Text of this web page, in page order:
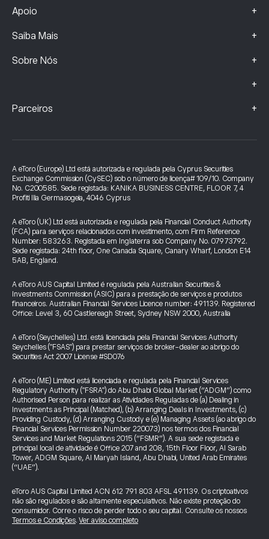
Apoio +
Saiba Mais +
Sobre Nós +
+
Parceiros +
A eToro (Europe) Ltd está autorizada e regulada pela Cyprus Securities
Exchange Commission (CySEC) sob o número de licença# 109/10. Company
No. C200585. Sede registada: KANIKA BUSINESS CENTRE, FLOOR 7, 4
Profiti Ilia Germasogeia, 4046 Cyprus
A eToro (UK) Ltd está autorizada e regulada pela Financial Conduct Authority
(FCA) para serviços relacionados com investimento, com Firm Reference
Number: 583263. Registada em Inglaterra sob Company No. 07973792.
Sede registada: 24th floor, One Canada Square, Canary Wharf, London E14
5AB, England.
A eToro AUS Capital Limited é regulada pela Australian Securities &
Investments Commission (ASIC) para a prestação de serviços e produtos
financeiros. Australian Financial Services Licence number: 491139. Registered
Office: Level 3, 60 Castlereagh Street, Sydney NSW 2000, Australia
A eToro (Seychelles) Ltd. está licenciada pela Financial Services Authority
Seychelles ("FSAS") para prestar serviços de broker-dealer ao abrigo do
Securities Act 2007 License #SD076
A eToro (ME) Limited está licenciada e regulada pela Financial Services
Regulatory Authority ("FSRA") do Abu Dhabi Global Market (“ADGM”) como
Authorised Person para realizar as Atividades Reguladas de (a) Dealing in
Investments as Principal (Matched), (b) Arranging Deals in Investments, (c)
Providing Custody, (d) Arranging Custody e (e) Managing Assets (ao abrigo do
Financial Services Permission Number 220073) nos termos dos Financial
Services and Market Regulations 2015 (“FSMR”). A sua sede registada e
principal local de atividade é Office 207 and 208, 15th Floor Floor, Al Sarab
Tower, ADGM Square, Al Maryah Island, Abu Dhabi, United Arab Emirates
(“UAE”).
eToro AUS Capital Limited ACN 612 791 803 AFSL 491139. Os criptoativos
não são regulados e são altamente especulativos. Não existe proteção do
consumidor. Corre o risco de perder todo o seu capital. Consulte os nossos
Termos e Condições.Ver aviso completo